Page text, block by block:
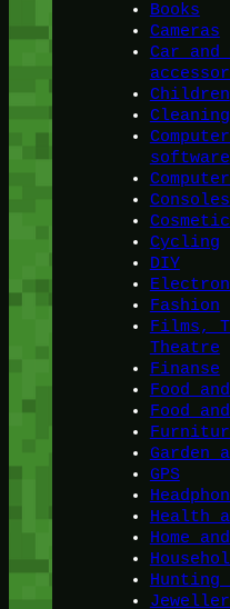
Books
Cameras
Car and
Children
software
Cycling
DIY
Fashion
Films,
Theatre
Finanse
Food
Food
Garden
GPS
Health
Home
Hunting